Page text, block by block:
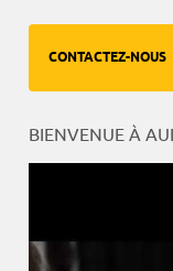
CONTACTEZ-NOUS
BIENVENUE À